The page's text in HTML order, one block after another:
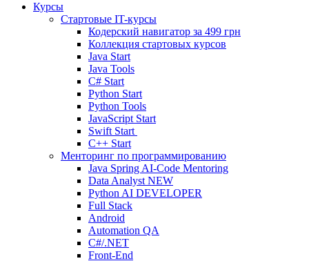
Курсы
Стартовые IT-курсы
Кодерский навигатор за 499 грн
Коллекция стартовых курсов
Java Start
Java Tools
C# Start
Python Start
Python Tools
JavaScript Start
Swift Start
C++ Start
Менторинг по программированию
Java Spring AI-Code Mentoring
Data Analyst NEW
Python AI DEVELOPER
Full Stack
Android
Automation QA
C#/.NET
Front-End